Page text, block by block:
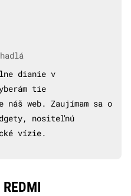
dianie v
tie
web. Zaujímam sa o
nositeľnú
vízie.